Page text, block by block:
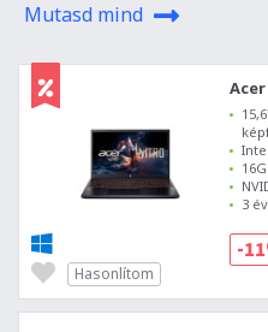
Mutasd mind
Acer
3
-
Hasonlítom